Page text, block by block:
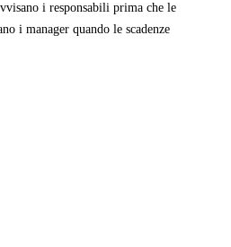
i responsabili prima che le
i manager quando le scadenze